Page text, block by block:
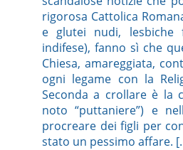
rigorosa Cattolica
e glutei nudi, lesbiche
indifese), fanno sì che
Chiesa, amareggiata,
ogni legame con la
Seconda a crollare è la
noto “puttaniere”) e
procreare dei figli per
stato un pessimo affare.